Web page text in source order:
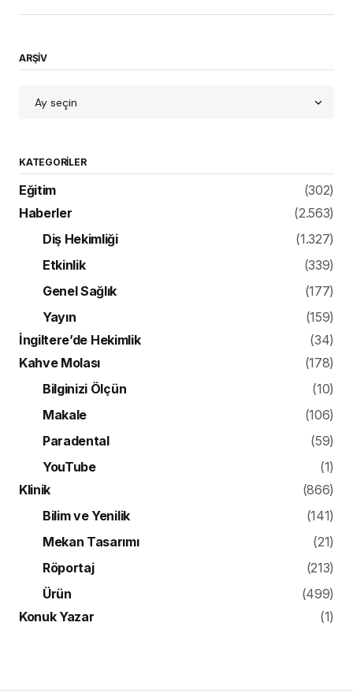
ARŞİV
KATEGORILER
Eğitim
(302)
Haberler
(2.563)
Diş Hekimliği
(1.327)
Etkinlik
(339)
Genel Sağlık
(177)
Yayın
(159)
İngiltere’de Hekimlik
(34)
Kahve Molası
(178)
Bilginizi Ölçün
(10)
Makale
(106)
Paradental
(59)
YouTube
(1)
Klinik
(866)
Bilim ve Yenilik
(141)
Mekan Tasarımı
(21)
Röportaj
(213)
Ürün
(499)
Konuk Yazar
(1)